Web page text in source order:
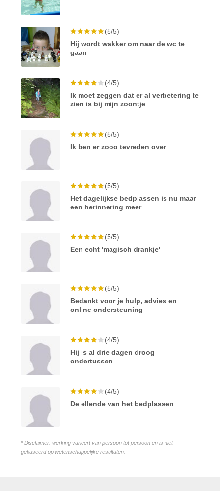
(5/5)
Hij wordt wakker om naar de wc te
gaan
(4/5)
Ik moet zeggen dat er al verbetering te
zien is bij mijn zoontje
(5/5)
Ik ben er zooo tevreden over
(5/5)
Het dagelijkse bedplassen is nu maar
een herinnering meer
(5/5)
Een echt 'magisch drankje'
(5/5)
Bedankt voor je hulp, advies en
online ondersteuning
(4/5)
Hij is al drie dagen droog
ondertussen
(4/5)
De ellende van het bedplassen
* Disclaimer: werking varieert van persoon tot persoon en is niet
gebaseerd op wetenschappelijke resultaten.